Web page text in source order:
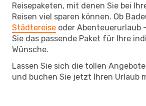
Reisepaketen, mit denen Sie bei
Reisen viel sparen können. Ob
Städtereise oder Abenteuerurlaub
Sie das passende Paket für Ihre
Wünsche.
Lassen Sie sich die tollen
und buchen Sie jetzt Ihren Urlaub